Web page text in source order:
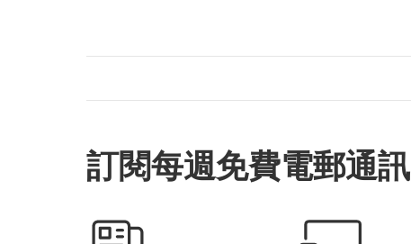
訂閱每週免費電郵通訊